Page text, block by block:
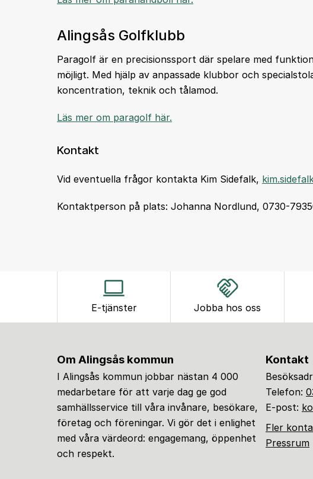
Alingsås Golfklubb
Paragolf är en precisionssport där spelare med
möjligt. Med hjälp av anpassade klubbor och
koncentration, teknik och tålamod.
Läs mer om paragolf här.
Kontakt
Vid eventuella frågor kontakta Kim Sidefalk,
Kontaktperson på plats: Johanna Nordlund, 0730-
E-tjänster Jobba hos oss
Om Alingsås kommun
I Alingsås kommun jobbar nästan 4 000
medarbetare för att varje dag ge god
samhällsservice till våra invånare, besökare,
företag och föreningar. Vi gör det i enlighet
med våra värdeord: engagemang, öppenhet
och respekt.
Kontakt
Telefon:
E-post:
Fler
Pressrum